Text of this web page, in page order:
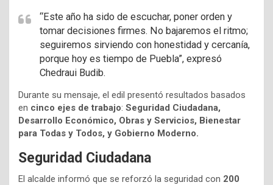
“Este año ha sido de escuchar, poner orden y
tomar decisiones firmes. No bajaremos el ritmo;
seguiremos sirviendo con honestidad y cercanía,
porque hoy es tiempo de Puebla”, expresó
Chedraui Budib.
Durante su mensaje, el edil presentó resultados basados
en cinco ejes de trabajo: Seguridad Ciudadana,
Desarrollo Económico, Obras y Servicios, Bienestar
para Todas y Todos, y Gobierno Moderno.
Seguridad Ciudadana
El alcalde informó que se reforzó la seguridad con 200